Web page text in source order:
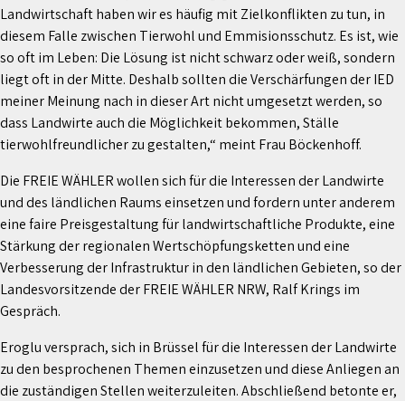
Landwirtschaft haben wir es häufig mit Zielkonflikten zu tun, in
diesem Falle zwischen Tierwohl und Emmisionsschutz. Es ist, wie
so oft im Leben: Die Lösung ist nicht schwarz oder weiß, sondern
liegt oft in der Mitte. Deshalb sollten die Verschärfungen der IED
meiner Meinung nach in dieser Art nicht umgesetzt werden, so
dass Landwirte auch die Möglichkeit bekommen, Ställe
tierwohlfreundlicher zu gestalten,“ meint Frau Böckenhoff.
Die FREIE WÄHLER wollen sich für die Interessen der Landwirte
und des ländlichen Raums einsetzen und fordern unter anderem
eine faire Preisgestaltung für landwirtschaftliche Produkte, eine
Stärkung der regionalen Wertschöpfungsketten und eine
Verbesserung der Infrastruktur in den ländlichen Gebieten, so der
Landesvorsitzende der FREIE WÄHLER NRW, Ralf Krings im
Gespräch.
Eroglu versprach, sich in Brüssel für die Interessen der Landwirte
zu den besprochenen Themen einzusetzen und diese Anliegen an
die zuständigen Stellen weiterzuleiten. Abschließend betonte er,